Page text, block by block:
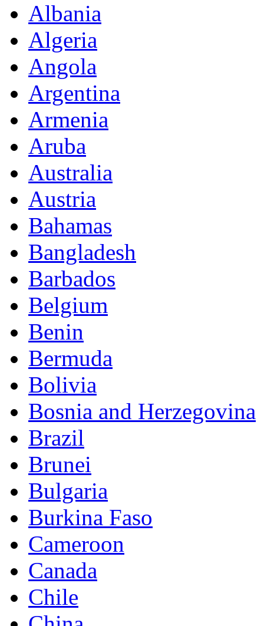
Albania
Algeria
Angola
Argentina
Armenia
Aruba
Australia
Austria
Bahamas
Bangladesh
Barbados
Belgium
Benin
Bermuda
Bolivia
Bosnia and Herzegovina
Brazil
Brunei
Bulgaria
Burkina Faso
Cameroon
Canada
Chile